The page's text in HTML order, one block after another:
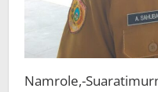
Namrole,-